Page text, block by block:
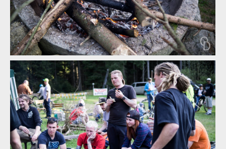
Demo Air Day - dvojitý report od Abby a Ondry Dohnala
Demo Air Day - dvojitý report od Abby a Ondry Dohnala
Demo Air Day - dvojitý report od Abby a Ondry Dohnala
Demo Air Day - dvojitý report od Abby a Ondry Dohnala
Demo Air Day - dvojitý report od Abby a Ondry Dohnala
Demo Air Day - dvojitý report od Abby a Ondry Dohnala
Demo Air Day - dvojitý report od Abby a Ondry Dohnala
Demo Air Day - dvojitý report od Abby a Ondry Dohnala